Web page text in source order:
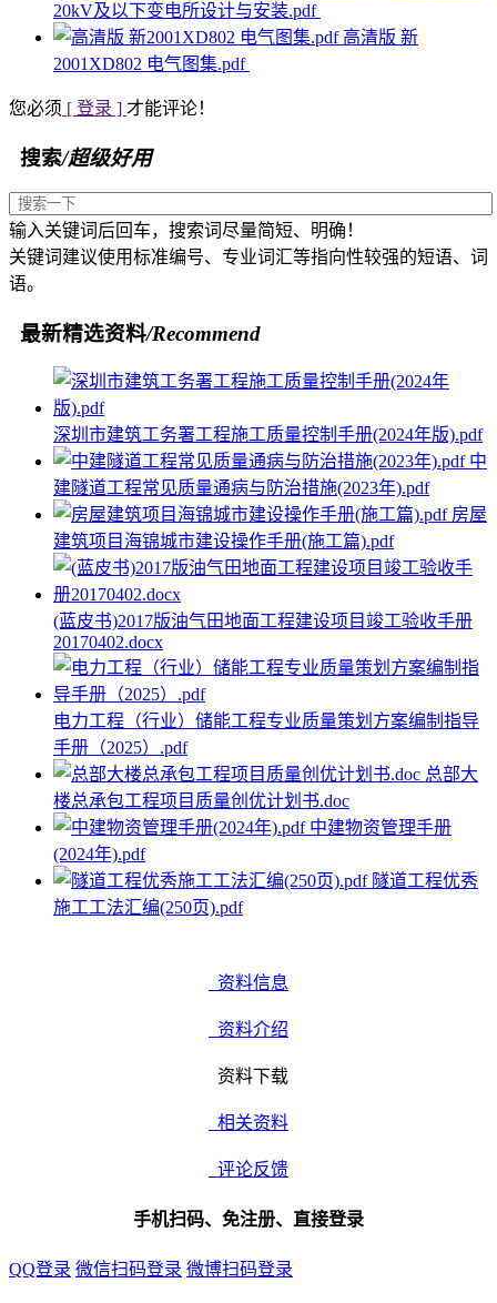
20kV及以下变电所设计与安装.pdf
高清版 新
2001XD802 电气图集.pdf
您必须 [ 登录 ] 才能评论！
搜索/超级好用
输入关键词后回车，搜索词尽量简短、明确！
关键词建议使用标准编号、专业词汇等指向性较强的短语、词
语。
最新精选资料/Recommend
深圳市建筑工务署工程施工质量控制手册(2024年版).pdf
中
建隧道工程常见质量通病与防治措施(2023年).pdf
房屋
建筑项目海锦城市建设操作手册(施工篇).pdf
(蓝皮书)2017版油气田地面工程建设项目竣工验收手册
20170402.docx
电力工程（行业）储能工程专业质量策划方案编制指导
手册（2025）.pdf
总部大
楼总承包工程项目质量创优计划书.doc
中建物资管理手册
(2024年).pdf
隧道工程优秀
施工工法汇编(250页).pdf
资料信息
资料介绍
资料下载
相关资料
评论反馈
手机扫码、免注册、直接登录
QQ登录 微信扫码登录 微博扫码登录